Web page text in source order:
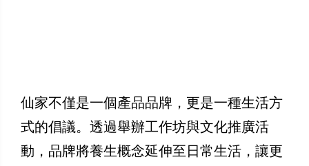
仙家不僅是一個產品品牌，更是一種生活方
式的倡議。透過舉辦工作坊與文化推廣活
動，品牌將養生概念延伸至日常生活，讓更